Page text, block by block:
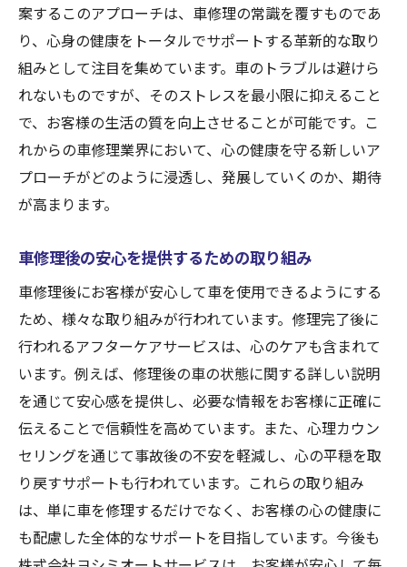
案するこのアプローチは、車修理の常識を覆すものであ
り、心身の健康をトータルでサポートする革新的な取り
組みとして注目を集めています。車のトラブルは避けら
れないものですが、そのストレスを最小限に抑えること
で、お客様の生活の質を向上させることが可能です。こ
れからの車修理業界において、心の健康を守る新しいア
プローチがどのように浸透し、発展していくのか、期待
が高まります。
車修理後の安心を提供するための取り組み
車修理後にお客様が安心して車を使用できるようにする
ため、様々な取り組みが行われています。修理完了後に
行われるアフターケアサービスは、心のケアも含まれて
います。例えば、修理後の車の状態に関する詳しい説明
を通じて安心感を提供し、必要な情報をお客様に正確に
伝えることで信頼性を高めています。また、心理カウン
セリングを通じて事故後の不安を軽減し、心の平穏を取
り戻すサポートも行われています。これらの取り組み
は、単に車を修理するだけでなく、お客様の心の健康に
も配慮した全体的なサポートを目指しています。今後も